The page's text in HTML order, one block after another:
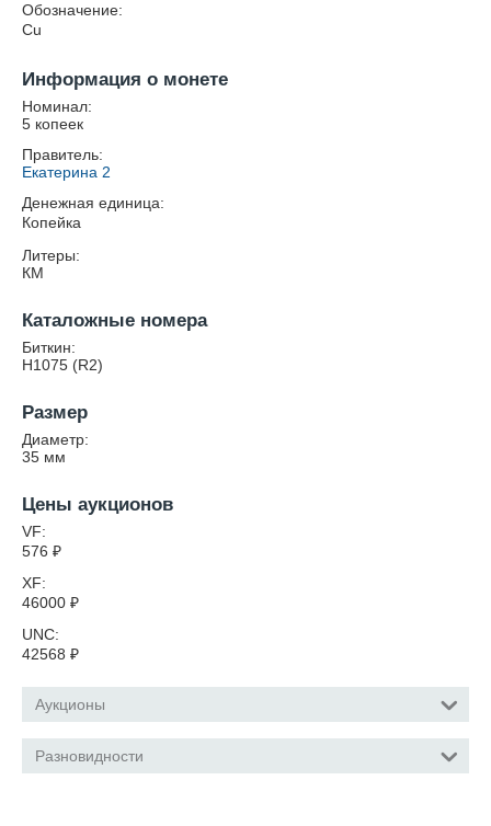
Обозначение:
Cu
Информация о монете
Номинал:
5 копеек
Правитель:
Екатерина 2
Денежная единица:
Копейка
Литеры:
КМ
Каталожные номера
Биткин:
Н1075 (R2)
Размер
Диаметр:
35 мм
Цены аукционов
VF:
576 ₽
XF:
46000 ₽
UNC:
42568 ₽
Аукционы
Разновидности